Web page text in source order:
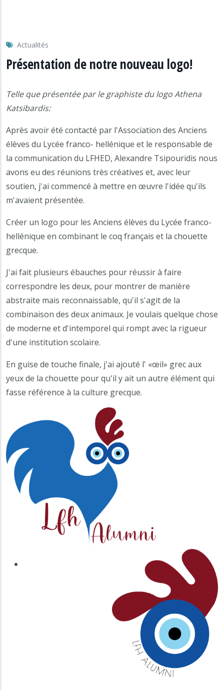
Actualités
Présentation de notre nouveau logo!
Telle que présentée par le graphiste du logo Athena
Katsibardis:
Après avoir été contacté par l'Association des Anciens
élèves du Lycée franco- hellénique et le responsable de
la communication du LFHED, Alexandre Tsipouridis nous
avons eu des réunions très créatives et, avec leur
soutien, j'ai commencé à mettre en œuvre l'idée qu'ils
m'avaient présentée.
Créer un logo pour les Anciens élèves du Lycée franco-
hellénique en combinant le coq français et la chouette
grecque.
J'ai fait plusieurs ébauches pour réussir à faire
correspondre les deux, pour montrer de manière
abstraite mais reconnaissable, qu'il s'agit de la
combinaison des deux animaux. Je voulais quelque chose
de moderne et d'intemporel qui rompt avec la rigueur
d'une institution scolaire.
En guise de touche finale, j'ai ajouté l' «œil» grec aux
yeux de la chouette pour qu'il y ait un autre élément qui
fasse référence à la culture grecque.